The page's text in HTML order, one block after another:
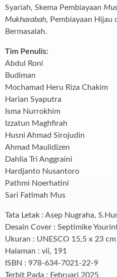
Syariah, Skema Pembiayaan
Mukharabah, Pembiayaan Hijau
Bermasalah.
Tim Penulis:
Abdul Roni
Budiman
Mochamad Heru Riza Chakim
Harian Syaputra
Isma Nurrokhim
Izzatun Maghfirah
Husni Ahmad Sirojudin
Ahmad Maulidizen
Dahlia Tri Anggraini
Hardjanto Nusantoro
Pathmi Noerhatini
Sari Fatimah Mus
Tata Letak : Asep Nugraha,
Desain Cover : Septimike
Ukuran : UNESCO 15,5 x 23 cm
Halaman : vii, 191
ISBN : 978-634-7021-22-9
Terbit Pada : Februari 2025